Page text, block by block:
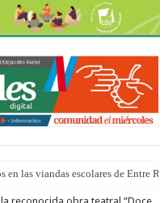
en las viandas escolares de Entre